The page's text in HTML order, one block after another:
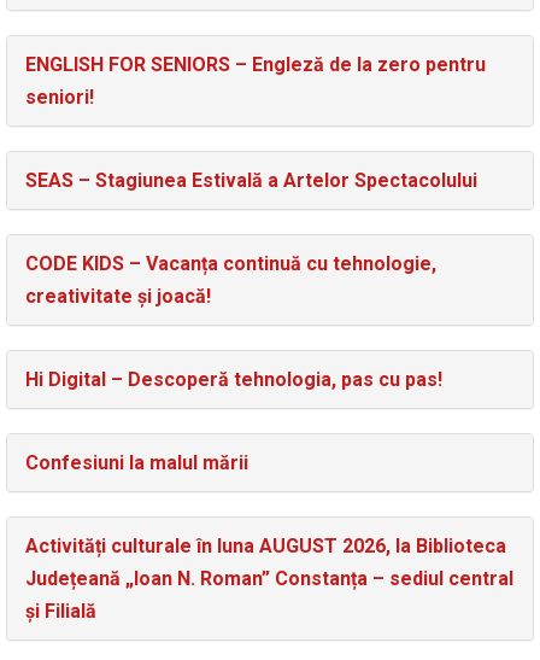
ENGLISH FOR SENIORS – Engleză de la zero pentru
seniori!
SEAS – Stagiunea Estivală a Artelor Spectacolului
CODE KIDS – Vacanța continuă cu tehnologie,
creativitate și joacă!
Hi Digital – Descoperă tehnologia, pas cu pas!
Confesiuni la malul mării
Activități culturale în luna AUGUST 2026, la Biblioteca
Județeană „Ioan N. Roman” Constanța – sediul central
și Filială